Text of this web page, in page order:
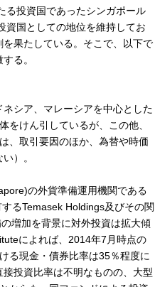
る投資国であったシンガポール
資国としての地位を維持してお
果たしている。そこで、以下で
る。
シア、マレーシアを中心とした
をけん引しているが、この他、
、取引要因のほか、為替や時価
）。
の外貨準備運用機関である
るTemasek Holdings及びその関
増加を背景に対外投資は拡大傾
によれば、2014年7月時点の
る現金・債券比率は35％程度に
投資比率は不明なものの、大型